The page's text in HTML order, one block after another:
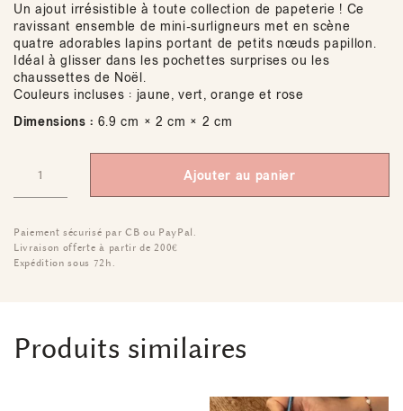
Un ajout irrésistible à toute collection de papeterie ! Ce
ravissant ensemble de mini-surligneurs met en scène
quatre adorables lapins portant de petits nœuds papillon.
Idéal à glisser dans les pochettes surprises ou les
chaussettes de Noël.
Couleurs incluses : jaune, vert, orange et rose
Dimensions : 6.9 cm × 2 cm × 2 cm
Ajouter au panier
Paiement sécurisé par CB ou PayPal.
Livraison offerte à partir de 200€
Expédition sous 72h.
Produits similaires